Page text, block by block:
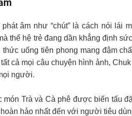
phát âm như “chút” là cách nói
thế hệ trẻ đang dần khẳng định
uống tiên phong mang đậm
cả mọi câu chuyện hình ảnh,
người.
món Trà và Cà phê được biến tấu
hảo nhất đến với người tiêu